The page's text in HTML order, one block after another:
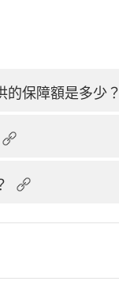
的保障額是多少？